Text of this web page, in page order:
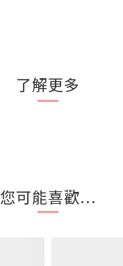
了解更多
您可能喜歡...